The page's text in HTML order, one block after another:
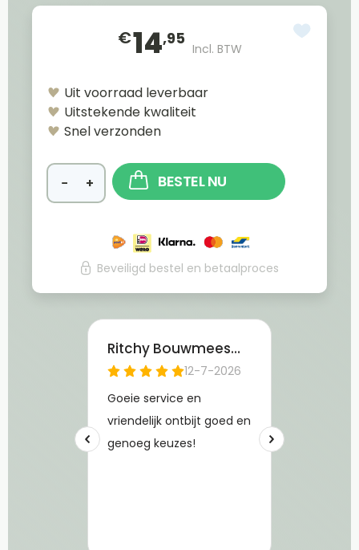
€14,95
Incl. BTW
Uit voorraad leverbaar
Uitstekende kwaliteit
Snel verzonden
− + BESTEL NU
Beveiligd bestel en betaalproces